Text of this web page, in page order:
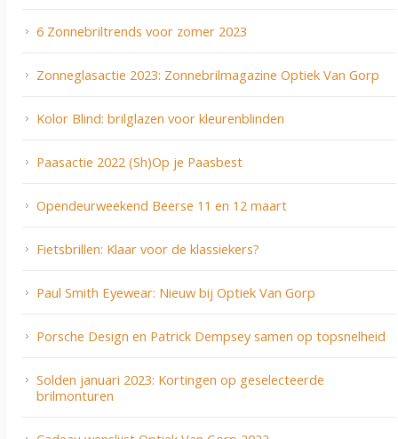
6 Zonnebriltrends voor zomer 2023
Zonneglasactie 2023: Zonnebrilmagazine Optiek Van Gorp
Kolor Blind: brilglazen voor kleurenblinden
Paasactie 2022 (Sh)Op je Paasbest
Opendeurweekend Beerse 11 en 12 maart
Fietsbrillen: Klaar voor de klassiekers?
Paul Smith Eyewear: Nieuw bij Optiek Van Gorp
Porsche Design en Patrick Dempsey samen op topsnelheid
Solden januari 2023: Kortingen op geselecteerde
brilmonturen